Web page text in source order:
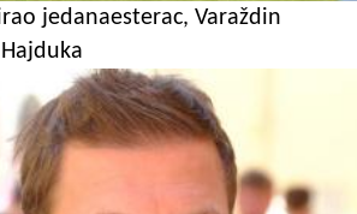
jedanaesterac, Varaždin